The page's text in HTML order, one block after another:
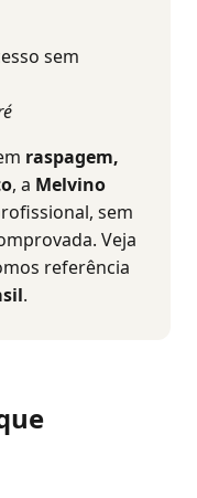
sem
raspagem,
, a Melvino
sem
Veja
referência
.